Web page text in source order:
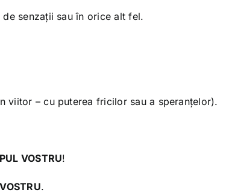
senzații sau în orice alt fel.
viitor – cu puterea fricilor sau a speranțelor).
VOSTRU!
.